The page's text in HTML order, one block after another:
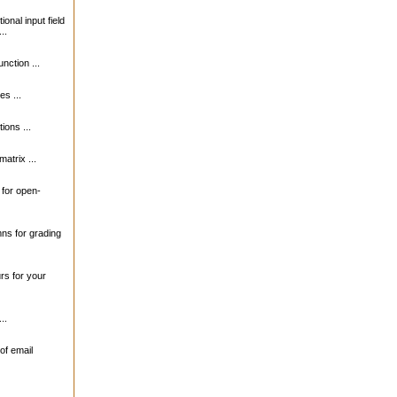
input field
...
...
...
...
open-
for grading
for your
email